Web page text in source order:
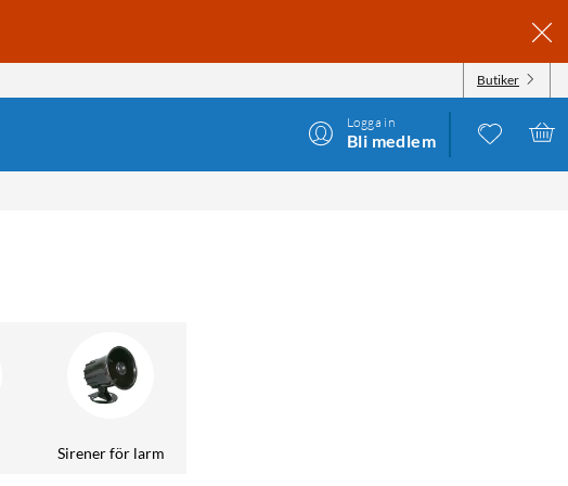
Butiker
Logga in
Bli medlem
Sirener för larm